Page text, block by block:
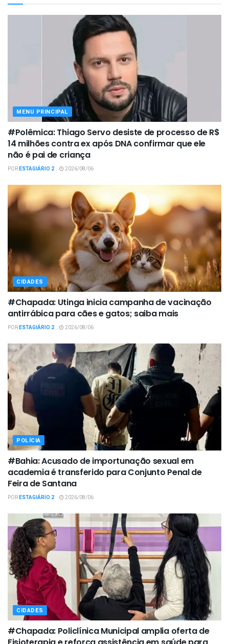
MENU PRINCIPAL
#Polêmica: Thiago Servo desiste de processo de R$
14 milhões contra ex após DNA confirmar que ele
não é pai de criança
PORESTAGIÁRIO 2 2026/08/06
CIDADES
#Chapada: Utinga inicia campanha de vacinação
antirrábica para cães e gatos; saiba mais
PORESTAGIÁRIO 2 2026/08/06
POLÍCIA
#Bahia: Acusado de importunação sexual em
academia é transferido para Conjunto Penal de
Feira de Santana
PORESTAGIÁRIO 2 2026/08/06
CIDADES
#Chapada: Policlínica Municipal amplia oferta de